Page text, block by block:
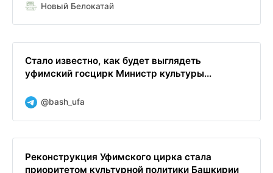
Новый Белокатай
Стало известно, как будет выглядеть
уфимский госцирк Министр культуры...
@bash_ufa
Реконструкция Уфимского цирка стала
приоритетом культурной политики Башкирии